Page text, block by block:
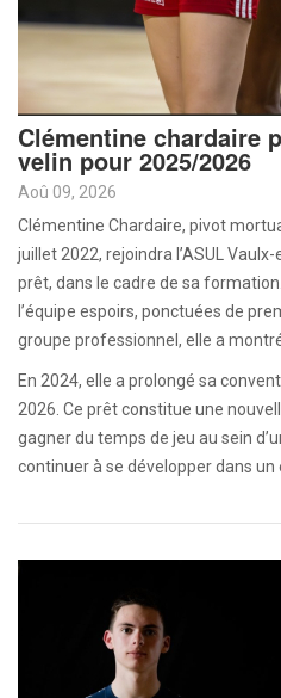
Clémentine chardaire
velin pour 2025/2026
Aoû 09, 2026
Clémentine Chardaire, pivot
juillet 2022, rejoindra l’ASUL
prêt, dans le cadre de sa
l’équipe espoirs, ponctuées de
groupe professionnel, elle a
En 2024, elle a prolongé sa
2026. Ce prêt constitue une
gagner du temps de jeu au sein
continuer à se développer dans